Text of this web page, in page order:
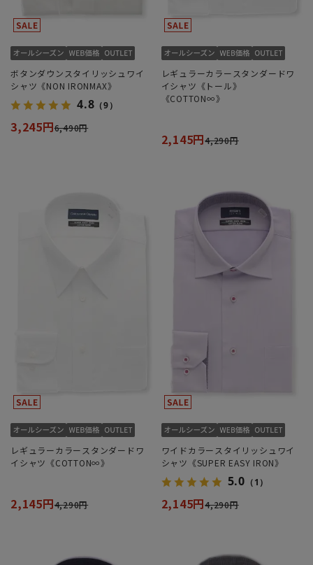
ボタンダウンスタイリッシュワイ
シャツ《NON IRONMAX》
4.8 （9）
3,245円6,490円
レギュラーカラースタンダードワ
イシャツ《トール》
《COTTON∞》
2,145円4,290円
レギュラーカラースタンダードワ
イシャツ《COTTON∞》
2,145円4,290円
ワイドカラースタイリッシュワイ
シャツ《SUPER EASY IRON》
5.0 （1）
2,145円4,290円